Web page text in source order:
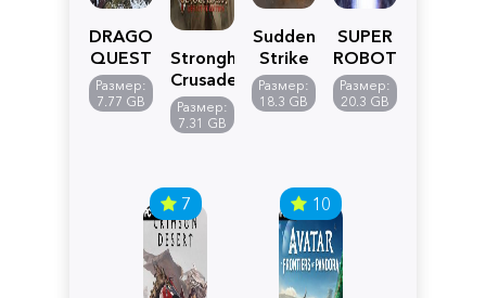
DRAGON
QUEST
VII
Reimagined
Размер:
7.77 GB
Stronghold
Crusader:
Definitive
Edition
Размер:
7.31 GB
Sudden
Strike
5
Размер:
18.3 GB
SUPER
ROBOT
WARS
Y
Размер:
20.3 GB
7 10